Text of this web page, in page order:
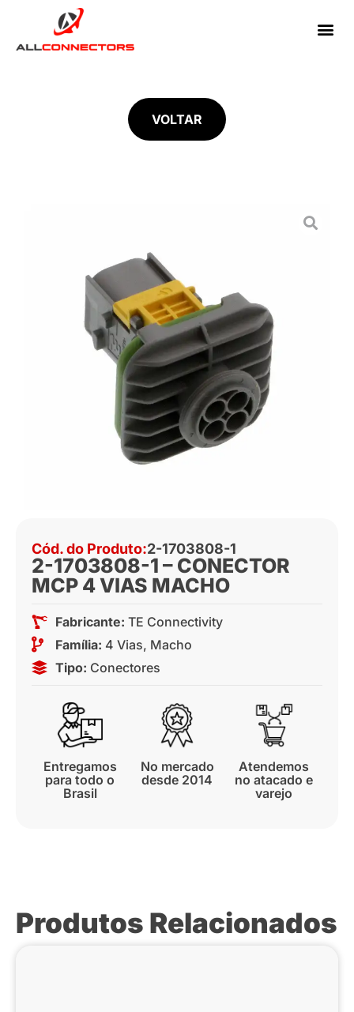
VOLTAR
Cód. do Produto:2-1703808-1
2-1703808-1 – CONECTOR
MCP 4 VIAS MACHO
Fabricante: TE Connectivity
Família: 4 Vias, Macho
Tipo: Conectores
Entregamos
para todo o
Brasil
No mercado
desde 2014
Atendemos
no atacado e
varejo
Produtos Relacionados